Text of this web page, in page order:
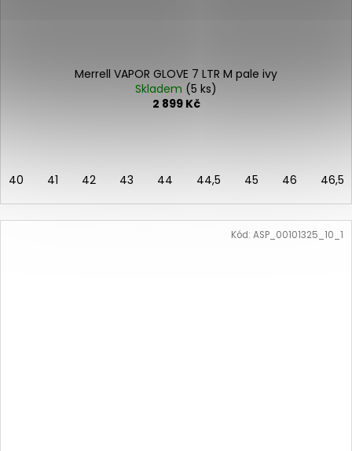
Merrell VAPOR GLOVE 7 LTR M pale ivy
Skladem (5 ks)
2 899 Kč
40 41 42 43 44 44,5 45 46 46,5
Kód: ASP_00101325_10_1